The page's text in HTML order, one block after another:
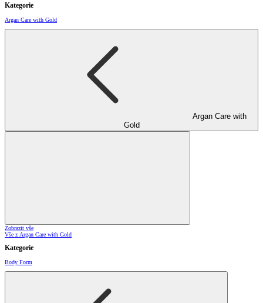
Kategorie
Argan Care with Gold
Argan Care with
Gold
Zobrazit vše
Vše z Argan Care with Gold
Kategorie
Body Form